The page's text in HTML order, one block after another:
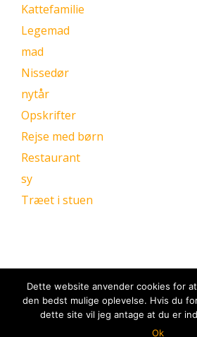
Kattefamilie
Legemad
mad
Nissedør
nytår
Opskrifter
Rejse med børn
Restaurant
sy
Træet i stuen
Dette website anvender cookies for
den bedst mulige oplevelse. Hvis du
dette site vil jeg antage at du er
Ok